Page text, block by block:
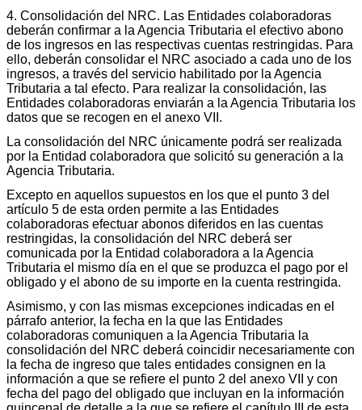
4. Consolidación del NRC. Las Entidades colaboradoras
deberán confirmar a la Agencia Tributaria el efectivo abono
de los ingresos en las respectivas cuentas restringidas. Para
ello, deberán consolidar el NRC asociado a cada uno de los
ingresos, a través del servicio habilitado por la Agencia
Tributaria a tal efecto. Para realizar la consolidación, las
Entidades colaboradoras enviarán a la Agencia Tributaria los
datos que se recogen en el anexo VII.
La consolidación del NRC únicamente podrá ser realizada
por la Entidad colaboradora que solicitó su generación a la
Agencia Tributaria.
Excepto en aquellos supuestos en los que el punto 3 del
artículo 5 de esta orden permite a las Entidades
colaboradoras efectuar abonos diferidos en las cuentas
restringidas, la consolidación del NRC deberá ser
comunicada por la Entidad colaboradora a la Agencia
Tributaria el mismo día en el que se produzca el pago por el
obligado y el abono de su importe en la cuenta restringida.
Asimismo, y con las mismas excepciones indicadas en el
párrafo anterior, la fecha en la que las Entidades
colaboradoras comuniquen a la Agencia Tributaria la
consolidación del NRC deberá coincidir necesariamente con
la fecha de ingreso que tales entidades consignen en la
información a que se refiere el punto 2 del anexo VII y con
fecha del pago del obligado que incluyan en la información